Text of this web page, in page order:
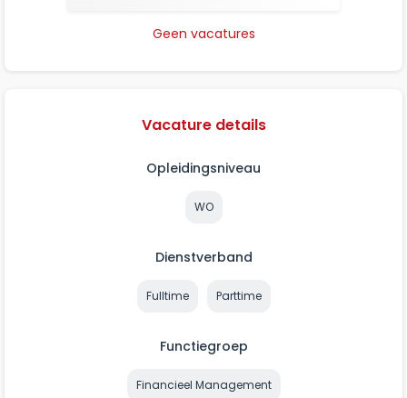
Geen vacatures
Vacature details
Opleidingsniveau
WO
Dienstverband
Fulltime Parttime
Functiegroep
Financieel Management